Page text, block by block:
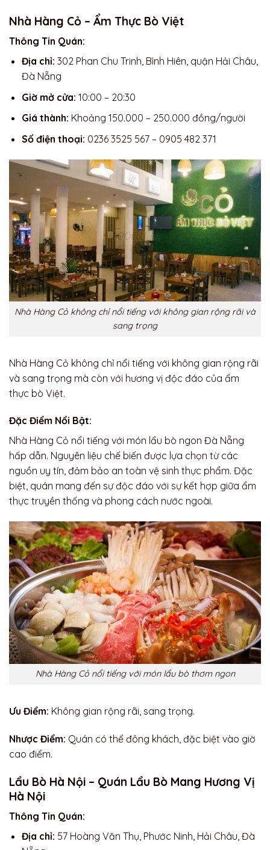
Nhà Hàng Cỏ – Ẩm Thực Bò Việt
Thông Tin Quán:
Địa chỉ: 302 Phan Chu Trinh, Bình Hiên, quận Hải Châu,
Đà Nẵng
Giờ mở cửa: 10:00 – 20:30
Giá thành: Khoảng 150.000 – 250.000 đồng/người
Số điện thoại: 0236 3525 567 – 0905 482 371
Nhà Hàng Cỏ không chỉ nổi tiếng với không gian rộng rãi và
sang trọng
Nhà Hàng Cỏ không chỉ nổi tiếng với không gian rộng rãi
và sang trọng mà còn với hương vị độc đáo của ẩm
thực bò Việt.
Đặc Điểm Nổi Bật:
Nhà Hàng Cỏ nổi tiếng với món lẩu bò ngon Đà Nẵng
hấp dẫn. Nguyên liệu chế biến được lựa chọn từ các
nguồn uy tín, đảm bảo an toàn vệ sinh thực phẩm. Đặc
biệt, quán mang đến sự độc đáo với sự kết hợp giữa ẩm
thực truyền thống và phong cách nước ngoài.
Nhà Hàng Cỏ nổi tiếng với món lẩu bò thơm ngon
Ưu Điểm: Không gian rộng rãi, sang trọng.
Nhược Điểm: Quán có thể đông khách, đặc biệt vào giờ
cao điểm.
Lẩu Bò Hà Nội – Quán Lẩu Bò Mang Hương Vị
Hà Nội
Thông Tin Quán:
Địa chỉ: 57 Hoàng Văn Thụ, Phước Ninh, Hải Châu, Đà